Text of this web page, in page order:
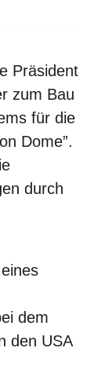
Präsident
zum Bau
für die
Dome”.
durch
dem
den USA